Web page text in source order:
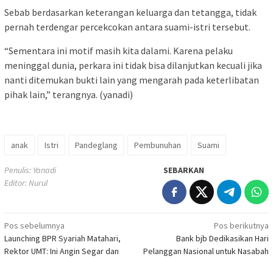
Sebab berdasarkan keterangan keluarga dan tetangga, tidak
pernah terdengar percekcokan antara suami-istri tersebut.
“Sementara ini motif masih kita dalami. Karena pelaku
meninggal dunia, perkara ini tidak bisa dilanjutkan kecuali jika
nanti ditemukan bukti lain yang mengarah pada keterlibatan
pihak lain,” terangnya. (yanadi)
anak Istri Pandeglang Pembunuhan Suami
Penulis: Yanadi
Editor: Nurul
SEBARKAN
Navigasi
pos
Pos sebelumnya
Launching BPR Syariah Matahari,
Rektor UMT: Ini Angin Segar dan
Pos berikutnya
Bank bjb Dedikasikan Hari
Pelanggan Nasional untuk Nasabah